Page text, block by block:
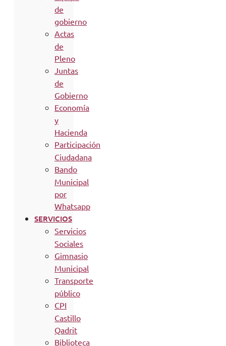
de
gobierno
Actas
de
Pleno
Juntas
de
Gobierno
Economía
y
Hacienda
Participación
Ciudadana
Bando
Municipal
por
Whatsapp
SERVICIOS
Servicios
Sociales
Gimnasio
Municipal
Transporte
público
CPI
Castillo
Qadrit
Biblioteca